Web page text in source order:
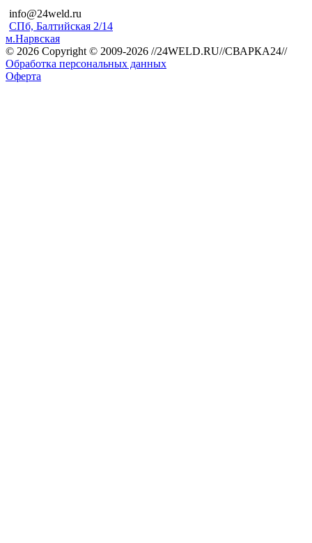
info@24weld.ru
СПб, Балтийская 2/14
м.Нарвская
© 2026 Copyright © 2009-2026 //24WELD.RU//СВАРКА24//
Обработка персональных данных
Оферта